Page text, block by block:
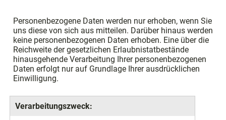
Personenbezogene Daten werden nur erhoben, wenn Sie
uns diese von sich aus mitteilen. Darüber hinaus werden
keine personenbezogenen Daten erhoben. Eine über die
Reichweite der gesetzlichen Erlaubnistatbestände
hinausgehende Verarbeitung Ihrer personenbezogenen
Daten erfolgt nur auf Grundlage Ihrer ausdrücklichen
Einwilligung.
Verarbeitungszweck: